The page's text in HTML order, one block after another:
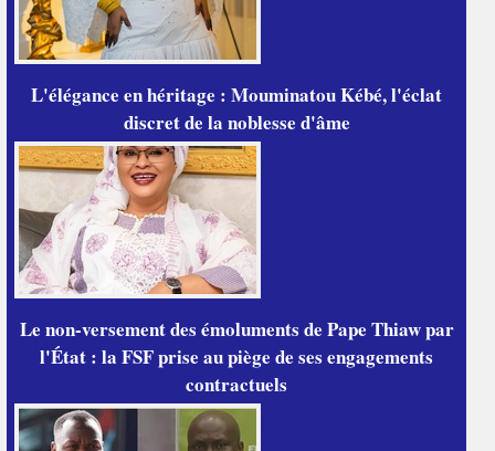
L'élégance en héritage : Mouminatou Kébé, l'éclat
discret de la noblesse d'âme
Le non-versement des émoluments de Pape Thiaw par
l'État : la FSF prise au piège de ses engagements
contractuels